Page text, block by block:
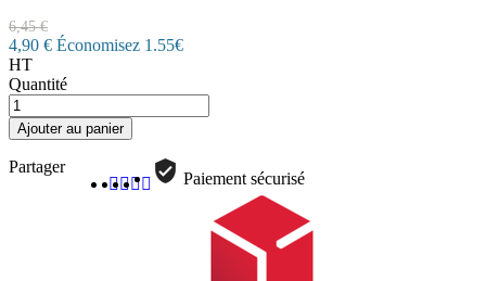
6,45 €
4,90 € Économisez 1.55€
HT
Quantité
Ajouter au panier
Partager
Paiement sécurisé